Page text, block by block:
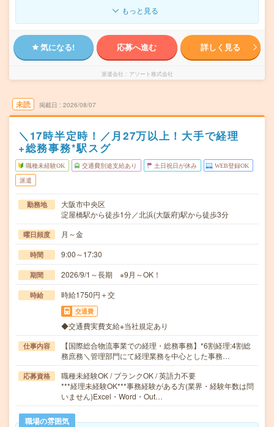
もっと見る
気になる! 応募へ進む 詳しく見る
派遣会社 アソート株式会社
未読 掲載日 2026/08/07
＼17時半定時！／月27万以上！大手で経理
+総務事務*駅スグ
職種未経験OK 交通費別途支給あり 土日祝日が休み WEB登録OK
派遣
勤務地
大阪市中央区
淀屋橋駅から徒歩1分／北浜(大阪府)駅から徒歩3分
曜日頻度 月～金
時間 9:00～17:30
期間 2026/9/1～長期 ※9月～OK！
時給 時給1750円＋交
交通費
◆交通費実費支給※当社規定あり
仕事内容
【国際総合物流事業での経理・総務事務】*6割経理:4割総
務庶務＼管理部門にて経理業務を中心とした事務…
応募資格
職種未経験OK / ブランクOK / 英語力不要
***経理未経験OK***事務経験がある方(業界・経験年数は問
いません)Excel・Word・Out…
職場の雰囲気